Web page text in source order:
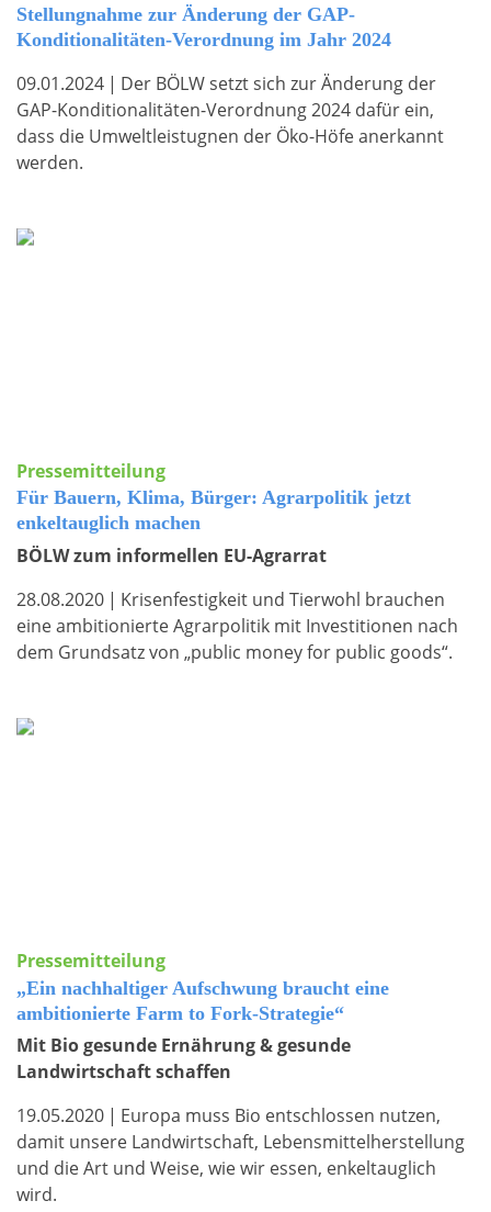
Stellungnahme zur Änderung der GAP-
Konditionalitäten-Verordnung im Jahr 2024
09.01.2024 | Der BÖLW setzt sich zur Änderung der
GAP-Konditionalitäten-Verordnung 2024 dafür ein,
dass die Umweltleistugnen der Öko-Höfe anerkannt
werden.
Pressemitteilung
Für Bauern, Klima, Bürger: Agrarpolitik jetzt
enkeltauglich machen
BÖLW zum informellen EU-Agrarrat
28.08.2020 | Krisenfestigkeit und Tierwohl brauchen
eine ambitionierte Agrarpolitik mit Investitionen nach
dem Grundsatz von „public money for public goods“.
Pressemitteilung
„Ein nachhaltiger Aufschwung braucht eine
ambitionierte Farm to Fork-Strategie“
Mit Bio gesunde Ernährung & gesunde
Landwirtschaft schaffen
19.05.2020 | Europa muss Bio entschlossen nutzen,
damit unsere Landwirtschaft, Lebensmittelherstellung
und die Art und Weise, wie wir essen, enkeltauglich
wird.